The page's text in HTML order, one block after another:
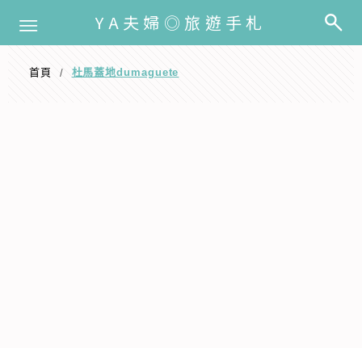
YA夫婦◎旅遊手札
首頁 / 杜馬蓋地dumaguete